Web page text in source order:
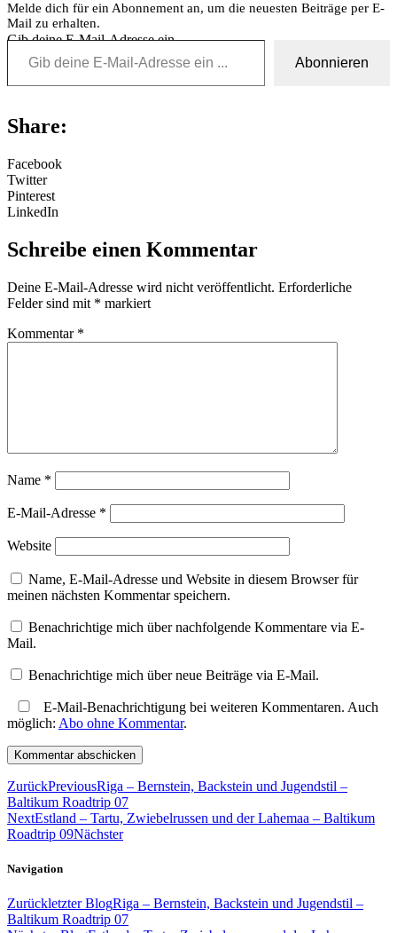
Melde dich für ein Abonnement an, um die neuesten Beiträge per E-
Mail zu erhalten.
Gib deine E-Mail-Adresse ein ...
Abonnieren
Share:
Facebook
Twitter
Pinterest
LinkedIn
Schreibe einen Kommentar
Deine E-Mail-Adresse wird nicht veröffentlicht. Erforderliche
Felder sind mit * markiert
Kommentar *
Name *
E-Mail-Adresse *
Website
Name, E-Mail-Adresse und Website in diesem Browser für
meinen nächsten Kommentar speichern.
Benachrichtige mich über nachfolgende Kommentare via E-
Mail.
Benachrichtige mich über neue Beiträge via E-Mail.
E-Mail-Benachrichtigung bei weiteren Kommentaren. Auch
möglich: Abo ohne Kommentar.
ZurückPreviousRiga – Bernstein, Backstein und Jugendstil –
Baltikum Roadtrip 07
NextEstland – Tartu, Zwiebelrussen und der Lahemaa – Baltikum
Roadtrip 09Nächster
Navigation
Zurückletzter BlogRiga – Bernstein, Backstein und Jugendstil –
Baltikum Roadtrip 07